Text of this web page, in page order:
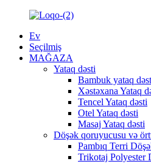
Ev
Seçilmiş
MAĞAZA
Yataq dəsti
Bambuk yataq
Xəstəxana Yataq
Tencel Yataq dəsti
Otel Yataq dəsti
Masaj Yataq dəsti
Döşək qoruyucusu və
Pambıq Terri
Trikotaj Polyester